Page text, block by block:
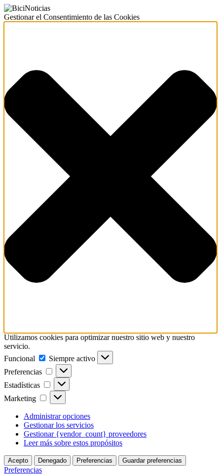
Gestionar el Consentimiento de las Cookies
Utilizamos cookies para optimizar nuestro sitio web y nuestro
servicio.
Funcional
Funcional
Siempre activo
Preferencias
Preferencias
Estadísticas Estadísticas
Marketing Marketing
Administrar opciones
Gestionar los servicios
Gestionar {vendor_count} proveedores
Leer más sobre estos propósitos
Acepto Denegado Preferencias Guardar preferencias
Preferencias